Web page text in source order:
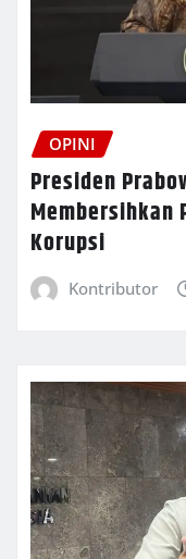
OPINI
Presiden
Membersihkan
Korupsi
Kontributor